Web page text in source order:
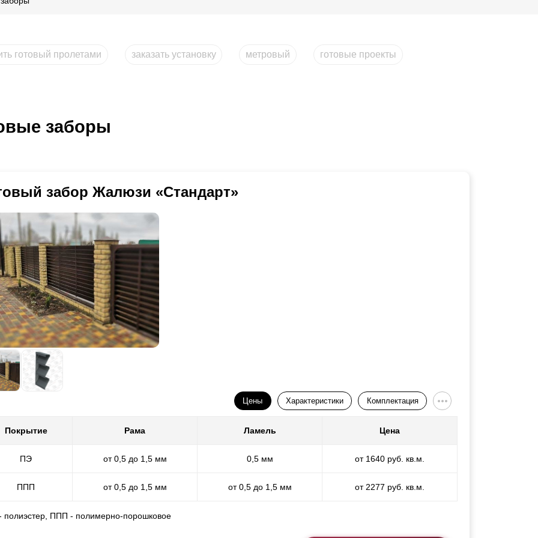
готовый пролетами заказать установку метровый готовые проекты
заборы
забор Жалюзи «Стандарт»
Цены Характеристики Комплектация
Покрытие Рама Ламель Цена
ПЭ от 0,5 до 1,5 мм 0,5 мм от 1640 руб. кв.м.
ППП от 0,5 до 1,5 мм от 0,5 до 1,5 мм от 2277 руб. кв.м.
полиэстер, ППП - полимерно-порошковое